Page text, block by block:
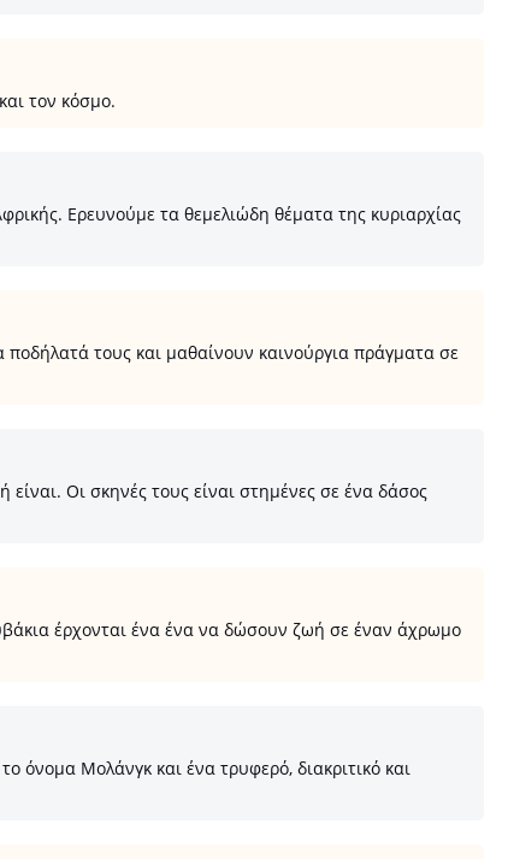
τον κόσμο.
Ερευνούμε τα θεμελιώδη θέματα της κυριαρχίας
τους και μαθαίνουν καινούργια πράγματα σε
Οι σκηνές τους είναι στημένες σε ένα δάσος
έρχονται ένα ένα να δώσουν ζωή σε έναν άχρωμο
όνομα Μολάνγκ και ένα τρυφερό, διακριτικό και